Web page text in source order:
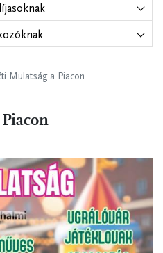
Mulatság a Piacon